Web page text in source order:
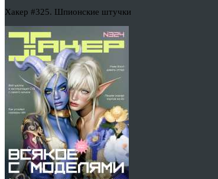
Хакер #325. Шпионские штучки